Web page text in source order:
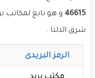
46615 و هو تابع
شرق الدلتا .
الرمز البريدى